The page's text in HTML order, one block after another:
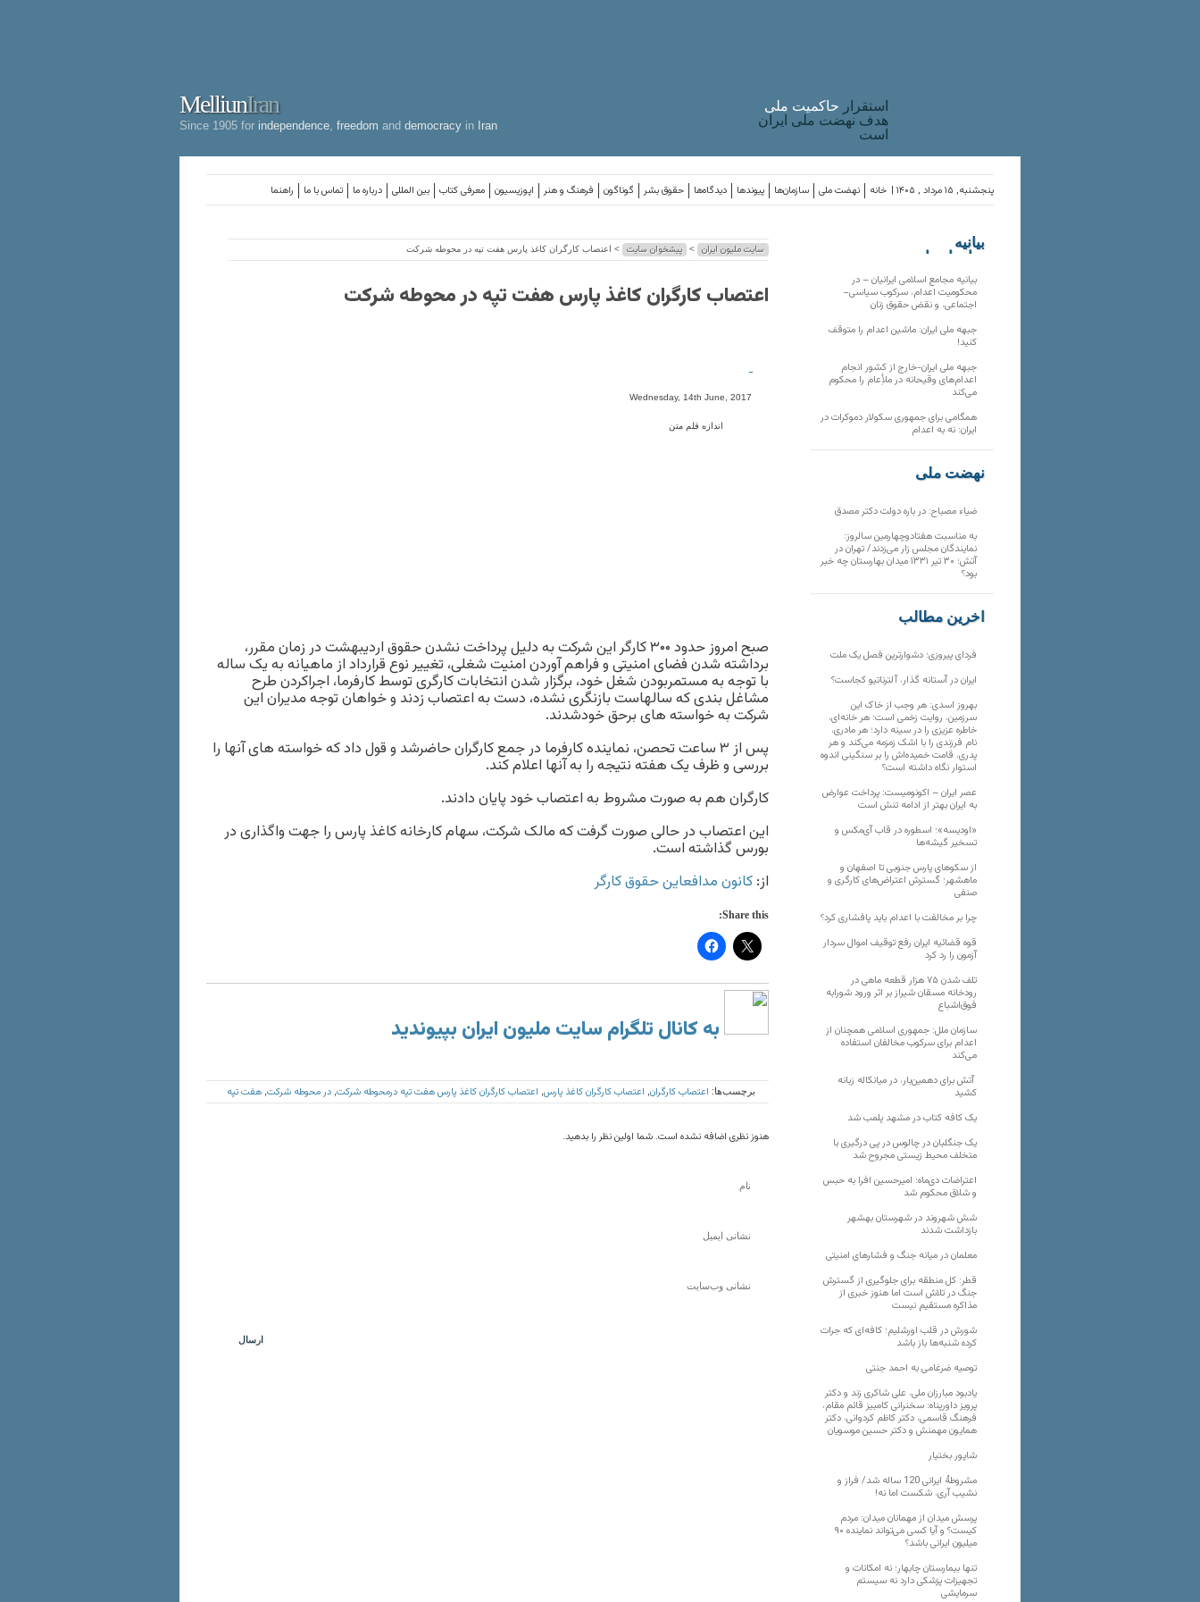
MelliunIran
Since 1905 for independence freedom and democracy in Iran
استقرار حاکميت ملی
هدف نهضت ملی ایران
است
راهنما تماس با ما درباره ما بین المللی معرفی کتاب اپوزیسیون فرهنگ و هنر گوناگون حقوق بشر دیدگاه‌ها پیوندها سازمان‌ها نهضت ملی خانه پنجشنبه, ۱۵ مرداد , ۱۴۰۵ |
سایت ملیون ایران > پیشخوان سایت > اعتصاب کارگران کاغذ پارس هفت تپه در محوطه شرکت
اعتصاب کارگران کاغذ پارس هفت تپه در محوطه شرکت
-
Wednesday, 14th June, 2017
اندازه قلم متن
صبح امروز حدود ۳۰۰ کارگر این شرکت به دلیل پرداخت نشدن حقوق اردیبهشت در زمان مقرر،
برداشته شدن فضای امنیتی و فراهم آوردن امنیت شغلی، تغییر نوع قرارداد از ماهیانه به یک ساله
با توجه به مستمربودن شغل خود، برگزار شدن انتخابات کارگری توسط کارفرما، اجراکردن طرح
مشاغل بندی که سالهاست بازنگری نشده، دست به اعتصاب زدند و خواهان توجه مدیران این
شرکت به خواسته های برحق خودشدند.
پس از ۳ ساعت تحصن، نماینده کارفرما در جمع کارگران حاضرشد و قول داد که خواسته های آنها را
بررسی و ظرف یک هفته نتیجه را به آنها اعلام کند.
کارگران هم به صورت مشروط به اعتصاب خود پایان دادند.
این اعتصاب در حالی صورت گرفت که مالک شرکت، سهام کارخانه کاغذ پارس را جهت واگذاری در
بورس گذاشته است.
از:کانون مدافعاین حقوق کارگر
Share this:
به کانال تلگرام سایت ملیون ایران بپیوندید
برچسب‌ها: اعتصاب کارگران اعتصاب کارگران کاغذ پارس اعتصاب کارگران کاغذ پارس هفت تپه درمحوطه شرکت در محوطه شرکت هفت تپه
هنوز نظری اضافه نشده است. شما اولین نظر را بدهید.
بیانیه
سازمان‌های
بیانیه مجامع اسلامی ایرانیان – در
محکومیت اعدام، سرکوب سیاسی–
اجتماعی، و نقض حقوق زنان
جبهه ملی ایران: ماشین اعدام را متوقف
کنید!
جبهه ملی ایران-خارج از کشور انجام
اعدام‌های وقیحانه در ملأِعام را محکوم
می‌کند
همگامی برای جمهوری سکولار دموکرات در
ایران: نه به اعدام
نهضت ملی
ضیاء مصباح: در باره دولت دکتر مصدق
به مناسبت هفتادوچهارمین سالروز:
نمایندگان مجلس زار می‌زدند/ تهران در
آتش؛ ۳۰ تیر ۱۳۳۱ میدان بهارستان چه خبر
بود؟
آخرین مطالب
فردای پیروزی؛ دشوارترین فصل یک ملت
ایران در آستانه گذار، آلترناتیو کجاست؟
بهروز اسدی: هر وجب از خاک‌ این
سرزمین، روایت زخمی است؛ هر خانه‌ای،
خاطره عزیزی را در سینه دارد؛ هر مادری،
نام فرزندی را با اشک زمزمه می‌کند و هر
پدری، قامت خمیده‌اش را بر سنگینی اندوه
استوار نگاه داشته است؟
عصر ایران – اکونومیست: پرداخت عوارض
به ایران بهتر از ادامه تنش است
«اودیسه»؛ اسطوره در قاب آی‌مکس و
تسخیر گیشه‌ها
از سکوهای پارس جنوبی تا اصفهان و
ماهشهر؛ گسترش اعتراض‌های کارگری و
صنفی
چرا بر مخالفت با اعدام باید پافشاری کرد؟
قوه قضائیه ایران رفع توقیف اموال سردار
آزمون را رد کرد
تلف شدن ۷۵ هزار قطعه ماهی در
رودخانه مسقان شیراز بر اثر ورود شورابه
فوق‌اشباع
سازمان ملل: جمهوری اسلامی همچنان از
اعدام برای سرکوب مخالفان استفاده
می‌کند
آتش برای دهمین‌بار، در میانکاله زبانه
کشید
یک کافه کتاب در مشهد پلمب شد
یک جنگلبان در چالوس در پی درگیری با
متخلف محیط زیستی مجروح شد
اعتراضات دی‌ماه؛ امیرحسین افرا به حبس
و شلاق محکوم شد
شش شهروند در شهرستان بهشهر
بازداشت شدند
معلمان در میانه جنگ و فشارهای امنیتی
قطر: کل منطقه برای جلوگیری از گسترش
جنگ در تلاش است اما هنوز خبری از
مذاکره مستقیم نیست
شورش در قلب اورشلیم؛ کافه‌ای که جرات
کرده شنبه‌ها باز باشد
توصیه ضرغامی به احمد جنتی
یادبود مبارزان ملی، علی شاکری زند و دکتر
پرویز داورپناه: سخنرانی کامبیز قائم مقام،
فرهنگ قاسمی، دکتر کاظم کردوانی، دکتر
همایون مهمنش و دکتر حسین موسویان
شاپور بختیار
مشروطۀ ایرانی 120 ساله شد/ فراز و
نشیب آری، شکست اما نه!
پرسش میدان از مهمانان میدان: مردم
کیست؟ و آیا کسی می‌تواند نماینده ۹۰
میلیون ایرانی باشد؟
تنها بیمارستان چابهار؛ نه امکانات و
تجهیزات پزشکی دارد نه سیستم
سرمایشی